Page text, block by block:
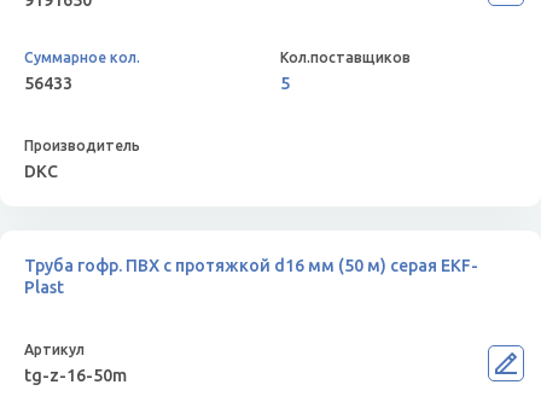
56433 5
DKC
Труба гофр. ПВХ с протяжкой d16 мм (50 м) серая EKF-
Plast
tg-z-16-50m